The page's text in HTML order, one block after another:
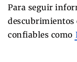
Para seguir
descubrimientos
confiables como